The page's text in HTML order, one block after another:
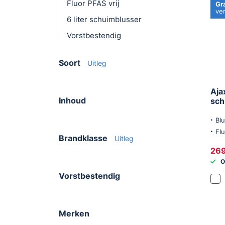
Fluor PFAS vrij
6 liter schuimblusser
Vorstbestendig
Soort Uitleg
Inhoud
Brandklasse Uitleg
Vorstbestendig
Merken